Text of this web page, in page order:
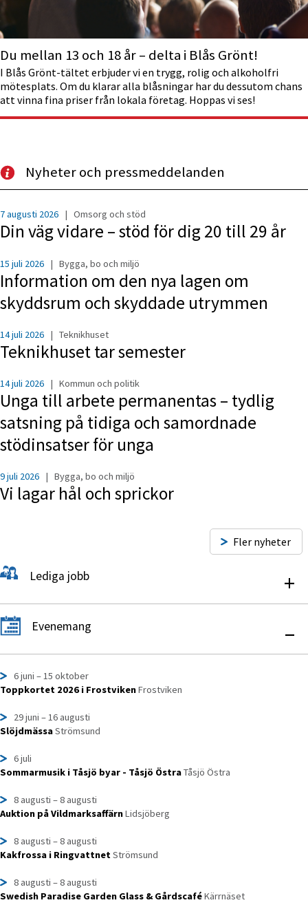
Du mellan 13 och 18 år – delta i Blås Grönt!
I Blås Grönt-tältet erbjuder vi en trygg, rolig och alkoholfri
mötesplats. Om du klarar alla blåsningar har du dessutom chans
att vinna fina priser från lokala företag. Hoppas vi ses!
Nyheter och pressmeddelanden
7 augusti 2026 | Omsorg och stöd
Din väg vidare – stöd för dig 20 till 29 år
15 juli 2026 | Bygga, bo och miljö
Information om den nya lagen om
skyddsrum och skyddade utrymmen
14 juli 2026 | Teknikhuset
Teknikhuset tar semester
14 juli 2026 | Kommun och politik
Unga till arbete permanentas – tydlig
satsning på tidiga och samordnade
stödinsatser för unga
9 juli 2026 | Bygga, bo och miljö
Vi lagar hål och sprickor
Fler nyheter
Lediga jobb +
Evenemang –
6 juni – 15 oktober
Toppkortet 2026 i FrostvikenFrostviken
29 juni – 16 augusti
SlöjdmässaStrömsund
6 juli
Sommarmusik i Tåsjö byar - Tåsjö ÖstraTåsjö Östra
8 augusti – 8 augusti
Auktion på VildmarksaffärnLidsjöberg
8 augusti – 8 augusti
Kakfrossa i RingvattnetStrömsund
8 augusti – 8 augusti
Swedish Paradise Garden Glass & GårdscaféKärrnäset